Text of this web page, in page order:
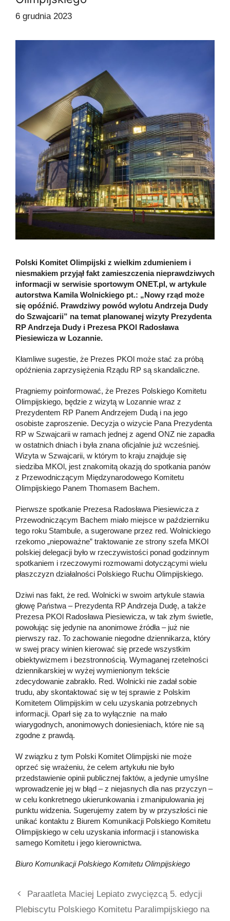
6 grudnia 2023
Polski Komitet Olimpijski z wielkim zdumieniem i
niesmakiem przyjął fakt zamieszczenia nieprawdziwych
informacji w serwisie sportowym ONET.pl, w artykule
autorstwa Kamila Wolnickiego pt.: „Nowy rząd może
się opóźnić. Prawdziwy powód wylotu Andrzeja Dudy
do Szwajcarii” na temat planowanej wizyty Prezydenta
RP Andrzeja Dudy i Prezesa PKOl Radosława
Piesiewicza w Lozannie.
Kłamliwe sugestie, że Prezes PKOl może stać za próbą
opóźnienia zaprzysiężenia Rządu RP są skandaliczne.
Pragniemy poinformować, że Prezes Polskiego Komitetu
Olimpijskiego, będzie z wizytą w Lozannie wraz z
Prezydentem RP Panem Andrzejem Dudą i na jego
osobiste zaproszenie. Decyzja o wizycie Pana Prezydenta
RP w Szwajcarii w ramach jednej z agend ONZ nie zapadła
w ostatnich dniach i była znana oficjalnie już wcześniej.
Wizyta w Szwajcarii, w którym to kraju znajduje się
siedziba MKOl, jest znakomitą okazją do spotkania panów
z Przewodniczącym Międzynarodowego Komitetu
Olimpijskiego Panem Thomasem Bachem.
Pierwsze spotkanie Prezesa Radosława Piesiewicza z
Przewodniczącym Bachem miało miejsce w październiku
tego roku Stambule, a sugerowane przez red. Wolnickiego
rzekomo „niepoważne” traktowanie ze strony szefa MKOl
polskiej delegacji było w rzeczywistości ponad godzinnym
spotkaniem i rzeczowymi rozmowami dotyczącymi wielu
płaszczyzn działalności Polskiego Ruchu Olimpijskiego.
Dziwi nas fakt, że red. Wolnicki w swoim artykule stawia
głowę Państwa – Prezydenta RP Andrzeja Dudę, a także
Prezesa PKOl Radosława Piesiewicza, w tak złym świetle,
powołując się jedynie na anonimowe źródła – już nie
pierwszy raz. To zachowanie niegodne dziennikarza, który
w swej pracy winien kierować się przede wszystkim
obiektywizmem i bezstronnością. Wymaganej rzetelności
dziennikarskiej w wyżej wymienionym tekście
zdecydowanie zabrakło. Red. Wolnicki nie zadał sobie
trudu, aby skontaktować się w tej sprawie z Polskim
Komitetem Olimpijskim w celu uzyskania potrzebnych
informacji. Oparł się za to wyłącznie na mało
wiarygodnych, anonimowych doniesieniach, które nie są
zgodne z prawdą.
W związku z tym Polski Komitet Olimpijski nie może
oprzeć się wrażeniu, że celem artykułu nie było
przedstawienie opinii publicznej faktów, a jedynie umyślne
wprowadzenie jej w błąd – z niejasnych dla nas przyczyn –
w celu konkretnego ukierunkowania i zmanipulowania jej
punktu widzenia. Sugerujemy zatem by w przyszłości nie
unikać kontaktu z Biurem Komunikacji Polskiego Komitetu
Olimpijskiego w celu uzyskania informacji i stanowiska
samego Komitetu i jego kierownictwa.
Biuro Komunikacji Polskiego Komitetu Olimpijskiego
Paraatleta Maciej Lepiato zwycięzcą 5. edycji
Plebiscytu Polskiego Komitetu Paralimpijskiego na